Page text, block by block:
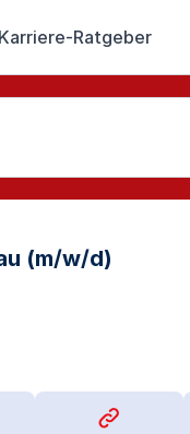
Karriere-Ratgeber
(m/w/d)